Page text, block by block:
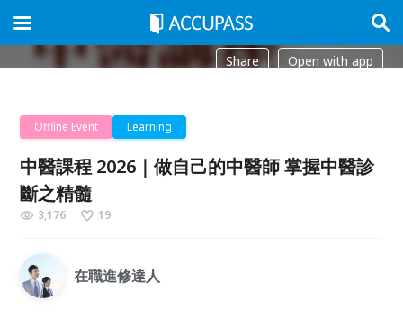
Share Open with app
Offline Event Learning
中醫課程 2026｜做自己的中醫師 掌握中醫診
斷之精髓
3,176 19
在職進修達人